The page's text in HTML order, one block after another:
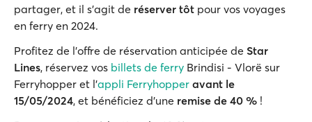
partager, et il s'agit de réserver tôt pour vos voyages
en ferry en 2024.
Profitez de l'offre de réservation anticipée de Star
Lines, réservez vos billets de ferry Brindisi - Vlorë sur
Ferryhopper et l'appli Ferryhopper avant le
15/05/2024, et bénéficiez d'une remise de 40 % !